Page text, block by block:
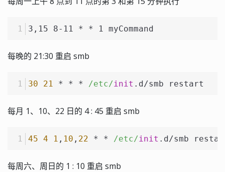
3,15 8-11 * * 1 myCommand
每晚的 21:30 重启 smb
30 21 * * * /etc/init .d/smb restart
每月 1、10、22 日的 4 : 45 重启 smb
45 4 1 , 10 , 22 * * /etc/init .d/smb
每周六、周日的 1 : 10 重启 smb